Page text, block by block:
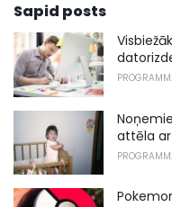
Sapid posts
attēla